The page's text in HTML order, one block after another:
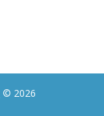
© 2026